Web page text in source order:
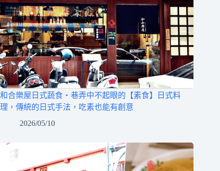
和合樂屋日式蔬食‧巷弄中不起眼的【素食】日式料
理，傳統的日式手法，吃素也能有創意
2026/05/10